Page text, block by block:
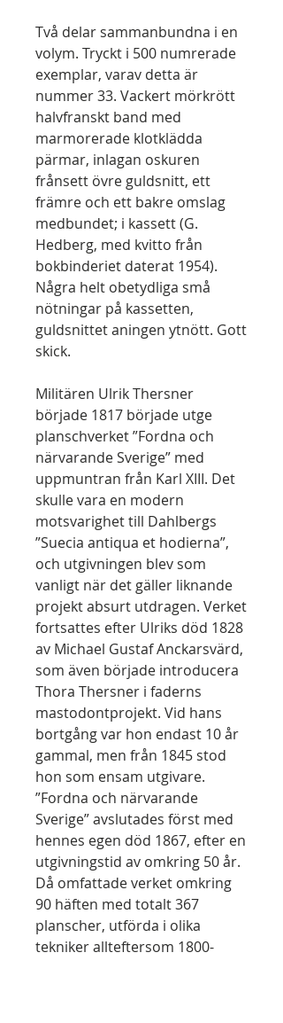
Två delar sammanbundna i en
volym. Tryckt i 500 numrerade
exemplar, varav detta är
nummer 33. Vackert mörkrött
halvfranskt band med
marmorerade klotklädda
pärmar, inlagan oskuren
frånsett övre guldsnitt, ett
främre och ett bakre omslag
medbundet; i kassett (G.
Hedberg, med kvitto från
bokbinderiet daterat 1954).
Några helt obetydliga små
nötningar på kassetten,
guldsnittet aningen ytnött. Gott
skick.
Militären Ulrik Thersner
började 1817 började utge
planschverket ”Fordna och
närvarande Sverige” med
uppmuntran från Karl XIII. Det
skulle vara en modern
motsvarighet till Dahlbergs
”Suecia antiqua et hodierna”,
och utgivningen blev som
vanligt när det gäller liknande
projekt absurt utdragen. Verket
fortsattes efter Ulriks död 1828
av Michael Gustaf Anckarsvärd,
som även började introducera
Thora Thersner i faderns
mastodontprojekt. Vid hans
bortgång var hon endast 10 år
gammal, men från 1845 stod
hon som ensam utgivare.
”Fordna och närvarande
Sverige” avslutades först med
hennes egen död 1867, efter en
utgivningstid av omkring 50 år.
Då omfattade verket omkring
90 häften med totalt 367
planscher, utförda i olika
tekniker allteftersom 1800-